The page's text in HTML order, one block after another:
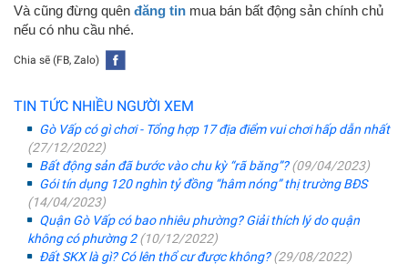
Và cũng đừng quên đăng tin mua bán bất động sản chính chủ
nếu có nhu cầu nhé.
Chia sẽ (FB, Zalo)
TIN TỨC NHIỀU NGƯỜI XEM
Gò Vấp có gì chơi - Tổng hợp 17 địa điểm vui chơi hấp dẫn nhất
(27/12/2022)
Bất động sản đã bước vào chu kỳ “rã băng”?(09/04/2023)
Gói tín dụng 120 nghìn tỷ đồng “hâm nóng” thị trường BĐS
(14/04/2023)
Quận Gò Vấp có bao nhiêu phường? Giải thích lý do quận
không có phường 2(10/12/2022)
Đất SKX là gì? Có lên thổ cư được không?(29/08/2022)